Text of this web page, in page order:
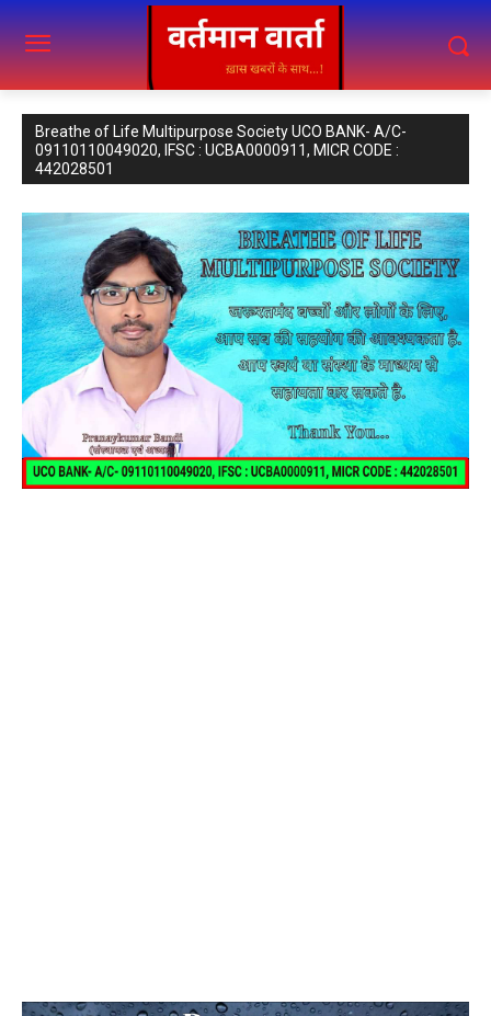
Breathe of Life Multipurpose Society UCO BANK- A/C-
09110110049020, IFSC : UCBA0000911, MICR CODE :
442028501